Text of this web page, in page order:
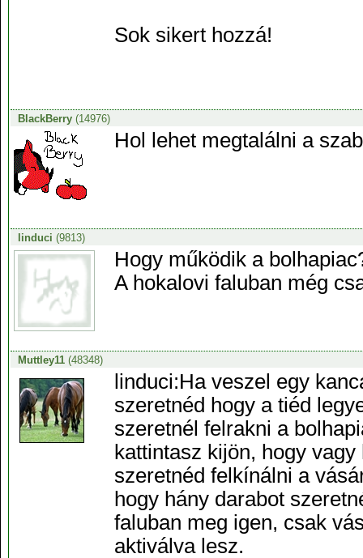
Sok sikert hozzá!
BlackBerry(14976)
Hol lehet megtalálni a
linduci (9813)
Hogy működik a
A hokalovi faluban még
Muttley11(48348)
linduci:Ha veszel egy
szeretnéd hogy a tiéd
szeretnél felrakni a
kattintasz kijön, hogy
szeretnéd felkínálni a
hogy hány darabot
faluban meg igen, csak
aktiválva lesz.